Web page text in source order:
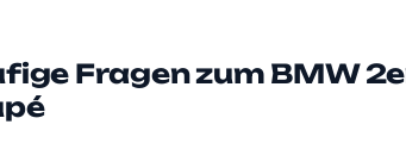
Fragen zum BMW